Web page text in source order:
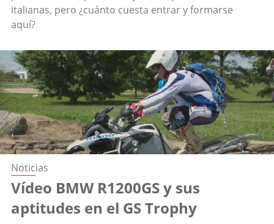
italianas, pero ¿cuánto cuesta entrar y formarse
aquí?
Noticias
Vídeo BMW R1200GS y sus
aptitudes en el GS Trophy